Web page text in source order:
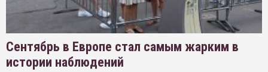
Сентябрь в Европе стал самым жарким в
истории наблюдений